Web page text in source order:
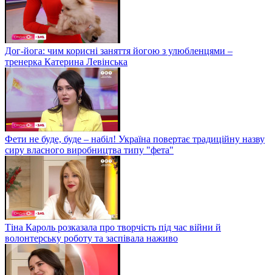
Дог-йога: чим корисні заняття йогою з улюбленцями –
тренерка Катерина Левінська
Фети не буде, буде – набіл! Україна повертає традиційну назву
сиру власного виробництва типу "фета"
Тіна Кароль розказала про творчість під час війни й
волонтерську роботу та заспівала наживо